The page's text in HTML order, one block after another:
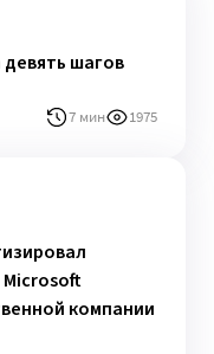
шагов
7 мин 1975
компании